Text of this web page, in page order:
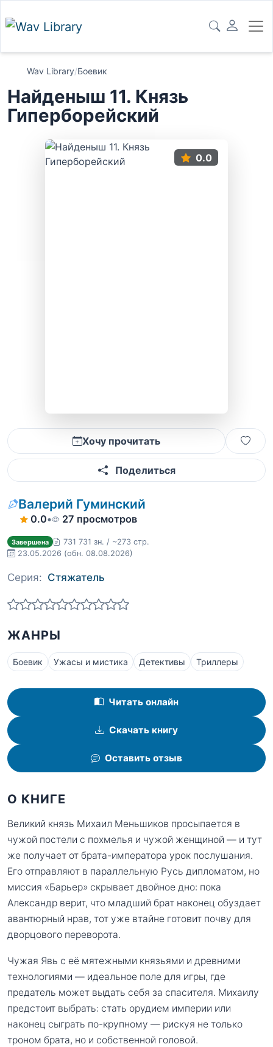
Wav Library/Боевик
Найденыш 11. Князь
Гиперборейский
0.0
Хочу прочитать
Поделиться
Валерий Гуминский
0.0• 27 просмотров
Завершена
731 731 зн. / ~273 стр.
23.05.2026 (обн. 08.08.2026)
Серия: Стяжатель
ЖАНРЫ
Боевик Ужасы и мистика Детективы Триллеры
Читать онлайн
Скачать книгу
Оставить отзыв
О КНИГЕ
Великий князь Михаил Меньшиков просыпается в
чужой постели с похмелья и чужой женщиной — и тут
же получает от брата-императора урок послушания.
Его отправляют в параллельную Русь дипломатом, но
миссия «Барьер» скрывает двойное дно: пока
Александр верит, что младший брат наконец обуздает
авантюрный нрав, тот уже втайне готовит почву для
дворцового переворота.
Чужая Явь с её мятежными князьями и древними
технологиями — идеальное поле для игры, где
предатель может выдать себя за спасителя. Михаилу
предстоит выбрать: стать орудием империи или
наконец сыграть по-крупному — рискуя не только
троном брата, но и собственной головой.